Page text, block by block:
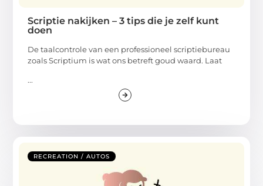
Scriptie nakijken – 3 tips die je zelf kunt
doen
De taalcontrole van een professioneel scriptiebureau
zoals Scriptium is wat ons betreft goud waard. Laat
...
RECREATION / AUTOS